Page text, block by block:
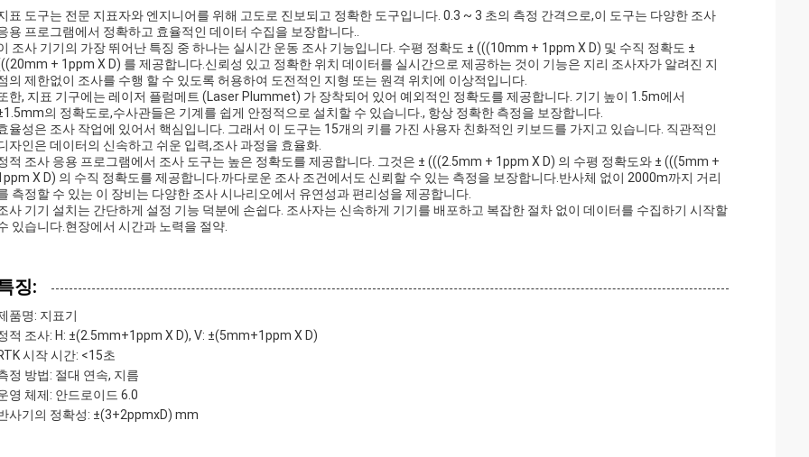
표 도구는 전문 지표자와 엔지니어를 위해 고도로 진보되고 정확한 도구입니다. 0.3 ~ 3 초의 측정 간격으로,이 도구는 다양한 조사
용 프로그램에서 정확하고 효율적인 데이터 수집을 보장합니다..
조사 기기의 가장 뛰어난 특징 중 하나는 실시간 운동 조사 기능입니다. 수평 정확도 ± (((10mm + 1ppm X D) 및 수직 정확도 ±
+ 1ppm X D) 를 제공합니다.신뢰성 있고 정확한 위치 데이터를 실시간으로 제공하는 것이 기능은 지리 조사자가 알려진 지
의 제한없이 조사를 수행 할 수 있도록 허용하여 도전적인 지형 또는 원격 위치에 이상적입니다.
한, 지표 기구에는 레이저 플럼메트 (Laser Plummet) 가 장착되어 있어 예외적인 정확도를 제공합니다. 기기 높이 1.5m에서
의 정확도로,수사관들은 기계를 쉽게 안정적으로 설치할 수 있습니다., 항상 정확한 측정을 보장합니다.
율성은 조사 작업에 있어서 핵심입니다. 그래서 이 도구는 15개의 키를 가진 사용자 친화적인 키보드를 가지고 있습니다. 직관적인
자인은 데이터의 신속하고 쉬운 입력,조사 과정을 효율화.
적 조사 응용 프로그램에서 조사 도구는 높은 정확도를 제공합니다. 그것은 ± (((2.5mm + 1ppm X D) 의 수평 정확도와 ± (((5mm +
X D) 의 수직 정확도를 제공합니다.까다로운 조사 조건에서도 신뢰할 수 있는 측정을 보장합니다.반사체 없이 2000m까지 거리
측정할 수 있는 이 장비는 다양한 조사 시나리오에서 유연성과 편리성을 제공합니다.
사 기기 설치는 간단하게 설정 기능 덕분에 손쉽다. 조사자는 신속하게 기기를 배포하고 복잡한 절차 없이 데이터를 수집하기 시작할
있습니다.현장에서 시간과 노력을 절약.
징:
품명: 지표기
적 조사: H: ±(2.5mm+1ppm X D), V: ±(5mm+1ppm X D)
시작 시간: <15초
정 방법: 절대 연속, 지름
영 체제: 안드로이드 6.0
사기의 정확성: ±(3+2ppmxD) mm